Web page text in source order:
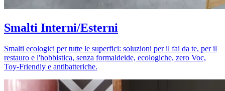
Smalti Interni/Esterni
Smalti ecologici per tutte le superfici: soluzioni per il fai da te, per il
restauro e l'hobbistica, senza formaldeide, ecologiche, zero Voc,
Toy-Friendly e antibatteriche.